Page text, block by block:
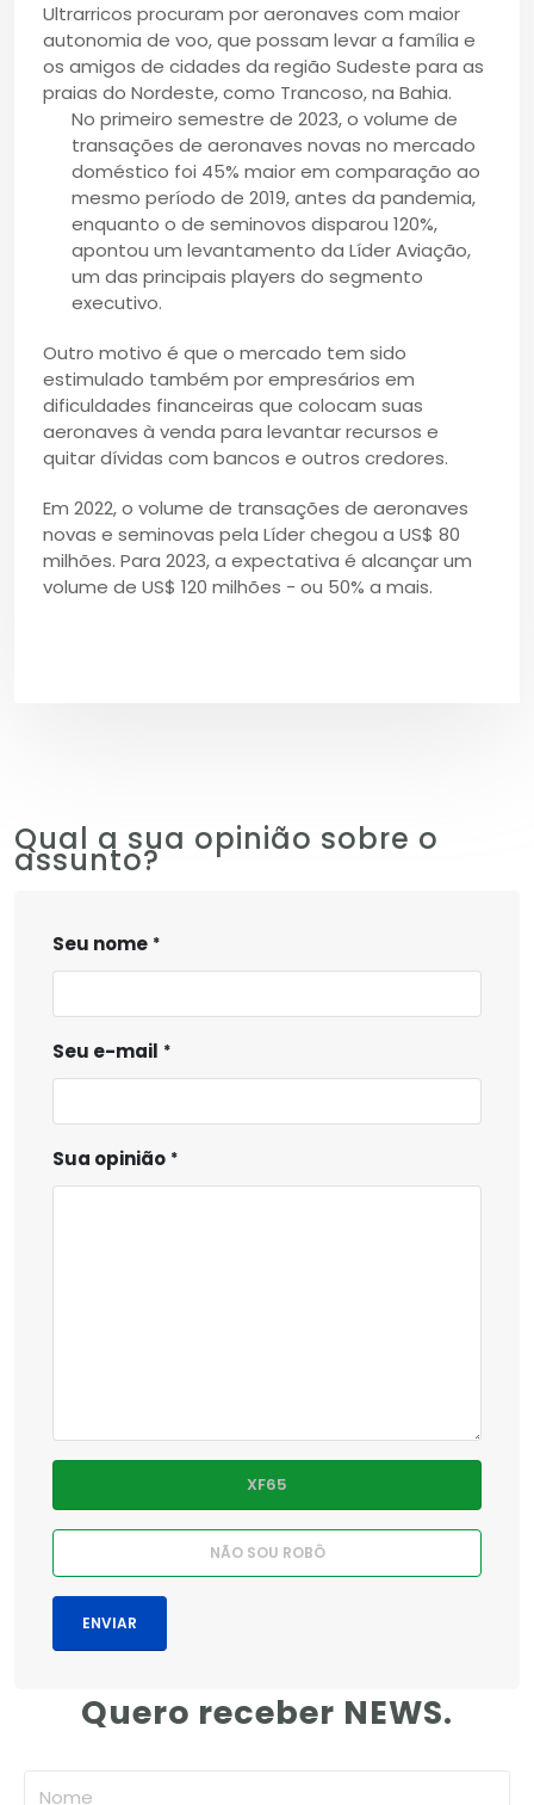
Ultrarricos procuram por aeronaves com maior
autonomia de voo, que possam levar a família e
os amigos de cidades da região Sudeste para as
praias do Nordeste, como Trancoso, na Bahia.
No primeiro semestre de 2023, o volume de
transações de aeronaves novas no mercado
doméstico foi 45% maior em comparação ao
mesmo período de 2019, antes da pandemia,
enquanto o de seminovos disparou 120%,
apontou um levantamento da Líder Aviação,
um das principais players do segmento
executivo.
Outro motivo é que o mercado tem sido
estimulado também por empresários em
dificuldades financeiras que colocam suas
aeronaves à venda para levantar recursos e
quitar dívidas com bancos e outros credores.
Em 2022, o volume de transações de aeronaves
novas e seminovas pela Líder chegou a US$ 80
milhões. Para 2023, a expectativa é alcançar um
volume de US$ 120 milhões - ou 50% a mais.
Qual a sua opinião sobre o
assunto?
Seu nome
Seu e-mail
Sua opinião
Quero receber NEWS.